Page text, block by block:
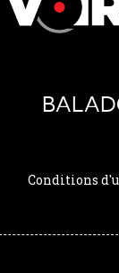
Conditions